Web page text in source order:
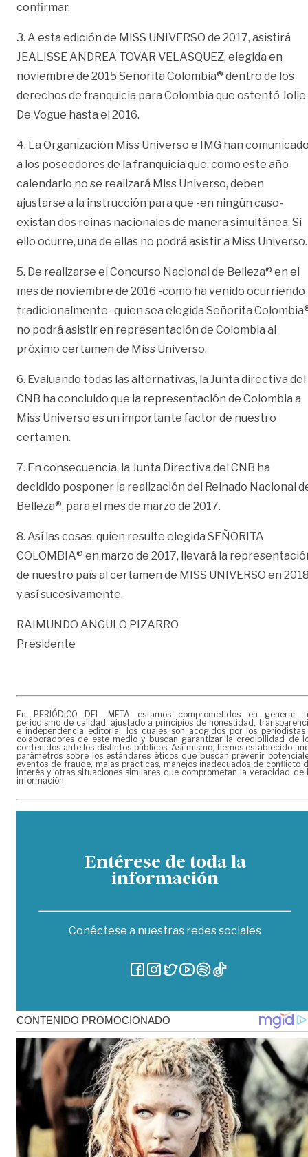
confirmar.
3. A esta edición de MISS UNIVERSO de 2017, asistirá
JEALISSE ANDREA TOVAR VELASQUEZ, elegida en
noviembre de 2015 Señorita Colombia® dentro de los
derechos de franquicia para Colombia que ostentó Jolie
De Vogue hasta el 2016.
4. La Organización Miss Universo e IMG han
a los poseedores de la franquicia que, como este año
calendario no se realizará Miss Universo, deben
ajustarse a la instrucción para que -en ningún caso-
existan dos reinas nacionales de manera simultánea. Si
ello ocurre, una de ellas no podrá asistir a Miss Universo.
5. De realizarse el Concurso Nacional de Belleza® en el
mes de noviembre de 2016 -como ha venido ocurriendo
tradicionalmente- quien sea elegida Señorita
no podrá asistir en representación de Colombia al
próximo certamen de Miss Universo.
6. Evaluando todas las alternativas, la Junta directiva del
CNB ha concluido que la representación de Colombia a
Miss Universo es un importante factor de nuestro
certamen.
7. En consecuencia, la Junta Directiva del CNB ha
decidido posponer la realización del Reinado Nacional
Belleza®, para el mes de marzo de 2017.
8. Así las cosas, quien resulte elegida SEÑORITA
COLOMBIA® en marzo de 2017, llevará la
de nuestro país al certamen de MISS UNIVERSO en
y así sucesivamente.
RAIMUNDO ANGULO PIZARRO
Presidente
En PERIÓDICO DEL META estamos comprometidos en generar
periodismo de calidad, ajustado a principios de honestidad,
e independencia editorial, los cuales son acogidos por los periodistas
colaboradores de este medio y buscan garantizar la credibilidad de
contenidos ante los distintos públicos. Así mismo, hemos establecido
parámetros sobre los estándares éticos que buscan prevenir
eventos de fraude, malas prácticas, manejos inadecuados de conflicto
interés y otras situaciones similares que comprometan la veracidad de
información.
Entérese de toda la
información
Conéctese a nuestras redes sociales